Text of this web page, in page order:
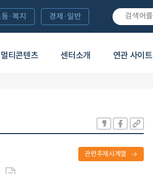
멀티콘텐츠 센터소개 연관 사이트
·복지 경제·일반
관련주제시계열